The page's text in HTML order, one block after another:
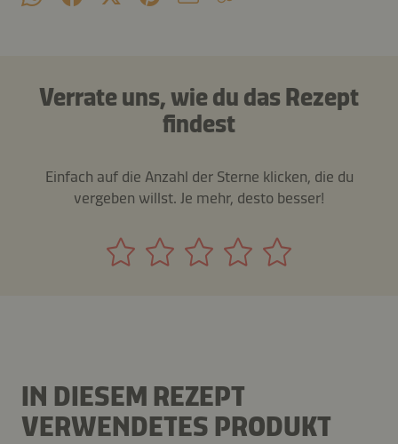
Verrate uns, wie du das Rezept
findest
Einfach auf die Anzahl der Sterne klicken, die du
vergeben willst. Je mehr, desto besser!
IN DIESEM REZEPT
VERWENDETES PRODUKT